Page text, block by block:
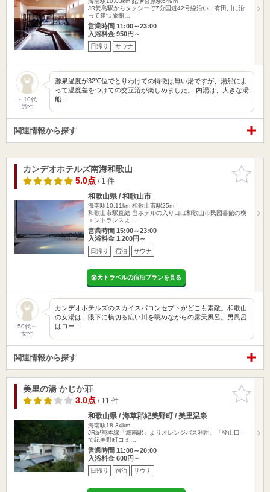
JR箕島駅からタクシーで7分国道42号線沿い、有田川に沿
って建つ旅館…
営業時間 11:00～23:00
入浴料金 950円～
日帰り サウナ
～10代
男性
源泉温度が32℃位でとりわけての特徴は無い湯ですが、湯船によ
って温度差をつけての交互浴が楽しめました。 内湯は、大きな湯
船…
関連情報から探す
お気に入
りに追加
カンデオホテルズ南海和歌山
5.0点/ 1 件
和歌山県 / 和歌山市
海南駅10.11km 和歌山市駅25m
和歌山市駅直結 当ホテルの入り口は和歌山市民図書館の横
エントランスよ…
営業時間 15:00～23:00
入浴料金 1,200円～
日帰り 宿泊 サウナ
楽天トラベルの宿泊プランを見る
50代～
女性
カンデオホテルズのスカイスパコンセプトがどこも素敵。和歌山
の女湯は、眼下に横切る広い川を眺めながらの露天風呂。男風呂
はコー…
関連情報から探す
お気に入
りに追加
美里の湯 かじか荘
3.0点/ 11 件
和歌山県 / 海草郡紀美野町 / 美里温泉
海南駅18.34km
JR紀勢本線「海南駅」よりオレンジバス利用、「登山口」
で紀美野町コミ…
営業時間 11:00～20:00
入浴料金 600円～
日帰り 宿泊 サウナ